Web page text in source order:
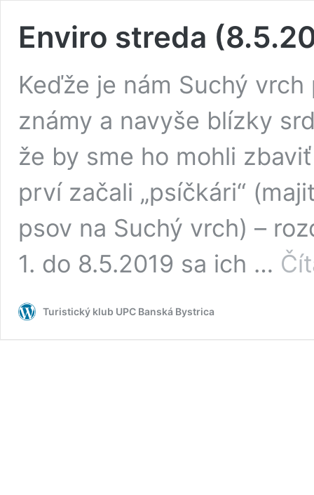
Enviro streda
Keďže je nám Suchý
známy a navyše blízky
že by sme ho mohli
prví začali „psíčkári“
psov na Suchý vrch) –
1. do 8.5.2019 sa ich …
Turistický klub UPC Banská Bystrica